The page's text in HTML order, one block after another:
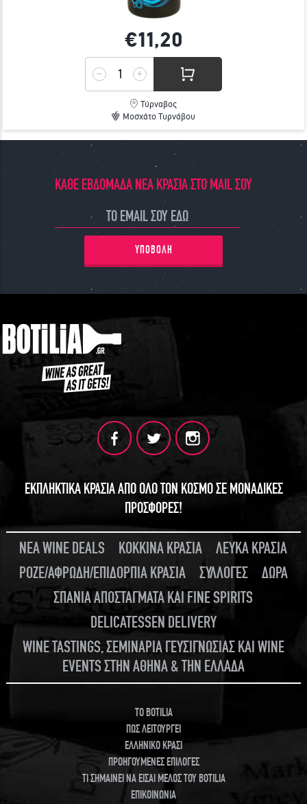
€11,20
Τύρναβος
Μοσχάτο Τυρνάβου
ΚΑΘΕ ΕΒΔΟΜΑΔΑ ΝΕΑ ΚΡΑΣΙΑ ΣΤΟ MAIL ΣΟΥ
ΥΠΟΒΟΛΗ
ΕΚΠΛΗΚΤΙΚΑ ΚΡΑΣΙΑ ΑΠΟ ΟΛΟ ΤΟΝ ΚΟΣΜΟ ΣΕ ΜΟΝΑΔΙΚΕΣ
ΠΡΟΣΦΟΡΕΣ!
ΝΕΑ WINE DEALS ΚΟΚΚΙΝΑ ΚΡΑΣΙΑ
ΛΕΥΚΑ ΚΡΑΣΙΑ
ΡΟΖΕ/ΑΦΡΩΔΗ/ΕΠΙΔΟΡΠΙΑ ΚΡΑΣΙΑ
ΣΥΛΛΟΓΕΣ
ΔΩΡΑ
ΣΠΑΝΙΑ ΑΠΟΣΤΑΓΜΑΤΑ ΚΑΙ FINE SPIRITS
DELICATESSEN DELIVERY
WINE TASTINGS, ΣΕΜΙΝΑΡΙΑ ΓΕΥΣΙΓΝΩΣΙΑΣ ΚΑΙ WINE
EVENTS ΣΤΗΝ ΑΘΗΝΑ & ΤΗΝ ΕΛΛΑΔΑ
TO BOTILIA
ΠΩΣ ΛΕΙΤΟΥΡΓΕΙ
ΕΛΛΗΝΙΚΟ ΚΡΑΣΙ
ΠΡΟΗΓΟΥΜΕΝΕΣ ΕΠΙΛΟΓΕΣ
ΤΙ ΣΗΜΑΙΝΕΙ ΝΑ ΕΙΣΑΙ ΜΕΛΟΣ ΤΟΥ BOTILIA
ΕΠΙΚΟΙΝΩΝΙΑ